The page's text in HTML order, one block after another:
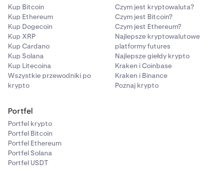
Kup Bitcoin
Kup Ethereum
Kup Dogecoin
Kup XRP
Kup Cardano
Kup Solana
Kup Litecoina
Wszystkie przewodniki po
krypto
Czym jest kryptowaluta?
Czym jest Bitcoin?
Czym jest Ethereum?
Najlepsze kryptowalutowe
platformy futures
Najlepsze giełdy krypto
Kraken i Coinbase
Kraken i Binance
Poznaj krypto
Portfel
Portfel krypto
Portfel Bitcoin
Portfel Ethereum
Portfel Solana
Portfel USDT